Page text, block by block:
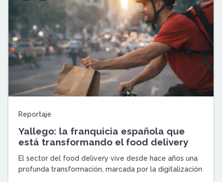
Reportaje
Yallego: la franquicia española que
está transformando el food delivery
local
El sector del food delivery vive desde hace años una
profunda transformación, marcada por la digitalización